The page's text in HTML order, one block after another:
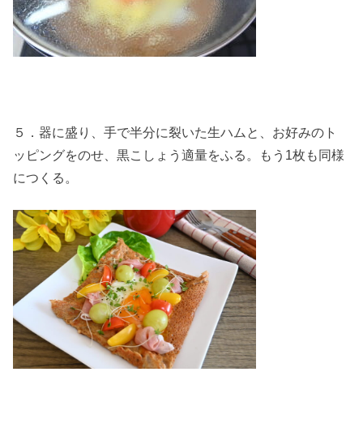
５．器に盛り、手で半分に裂いた生ハムと、お好みのト
ッピングをのせ、黒こしょう適量をふる。もう1枚も同様
につくる。